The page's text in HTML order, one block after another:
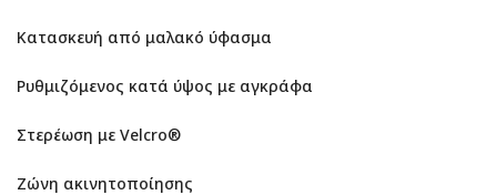
Κατασκευή από μαλακό ύφασμα
Ρυθμιζόμενος κατά ύψος με αγκράφα
Στερέωση με Velcro®
Ζώνη ακινητοποίησης